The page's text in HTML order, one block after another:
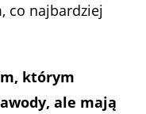
co najbardziej
którym
ale mają